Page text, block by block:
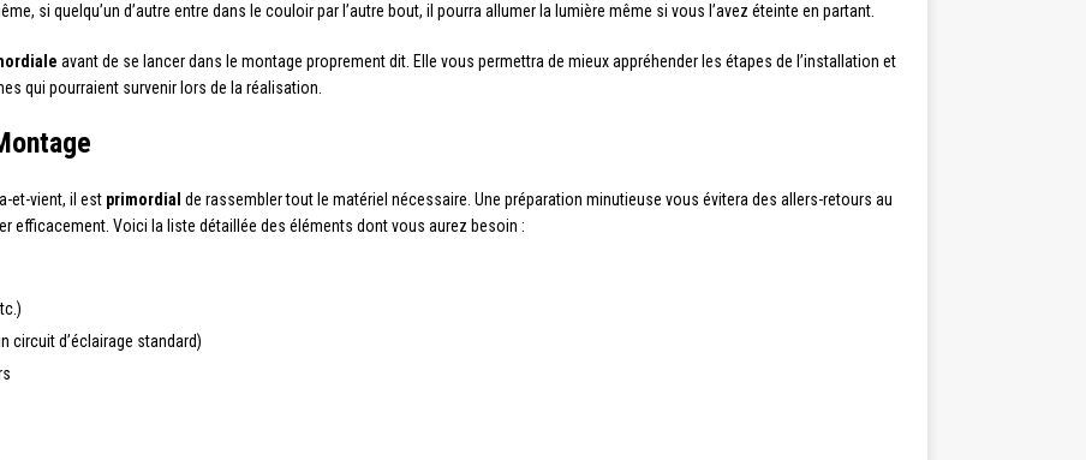
si quelqu’un d’autre entre dans le couloir par l’autre bout, il pourra allumer la lumière même si vous l’avez éteinte en partant.
avant de se lancer dans le montage proprement dit. Elle vous permettra de mieux appréhender les étapes de l’installation et
qui pourraient survenir lors de la réalisation.
et-vient, il est primordial de rassembler tout le matériel nécessaire. Une préparation minutieuse vous évitera des allers-retours au
efficacement. Voici la liste détaillée des éléments dont vous aurez besoin :
circuit d’éclairage standard)